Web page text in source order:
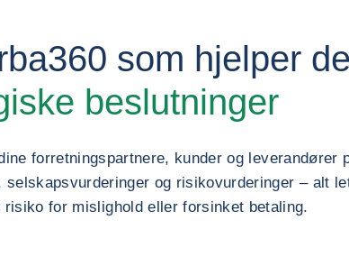
som hjelper
beslutninger
forretningspartnere, kunder og leverandører
og risikovurderinger – alt
risiko for mislighold eller forsinket betaling.